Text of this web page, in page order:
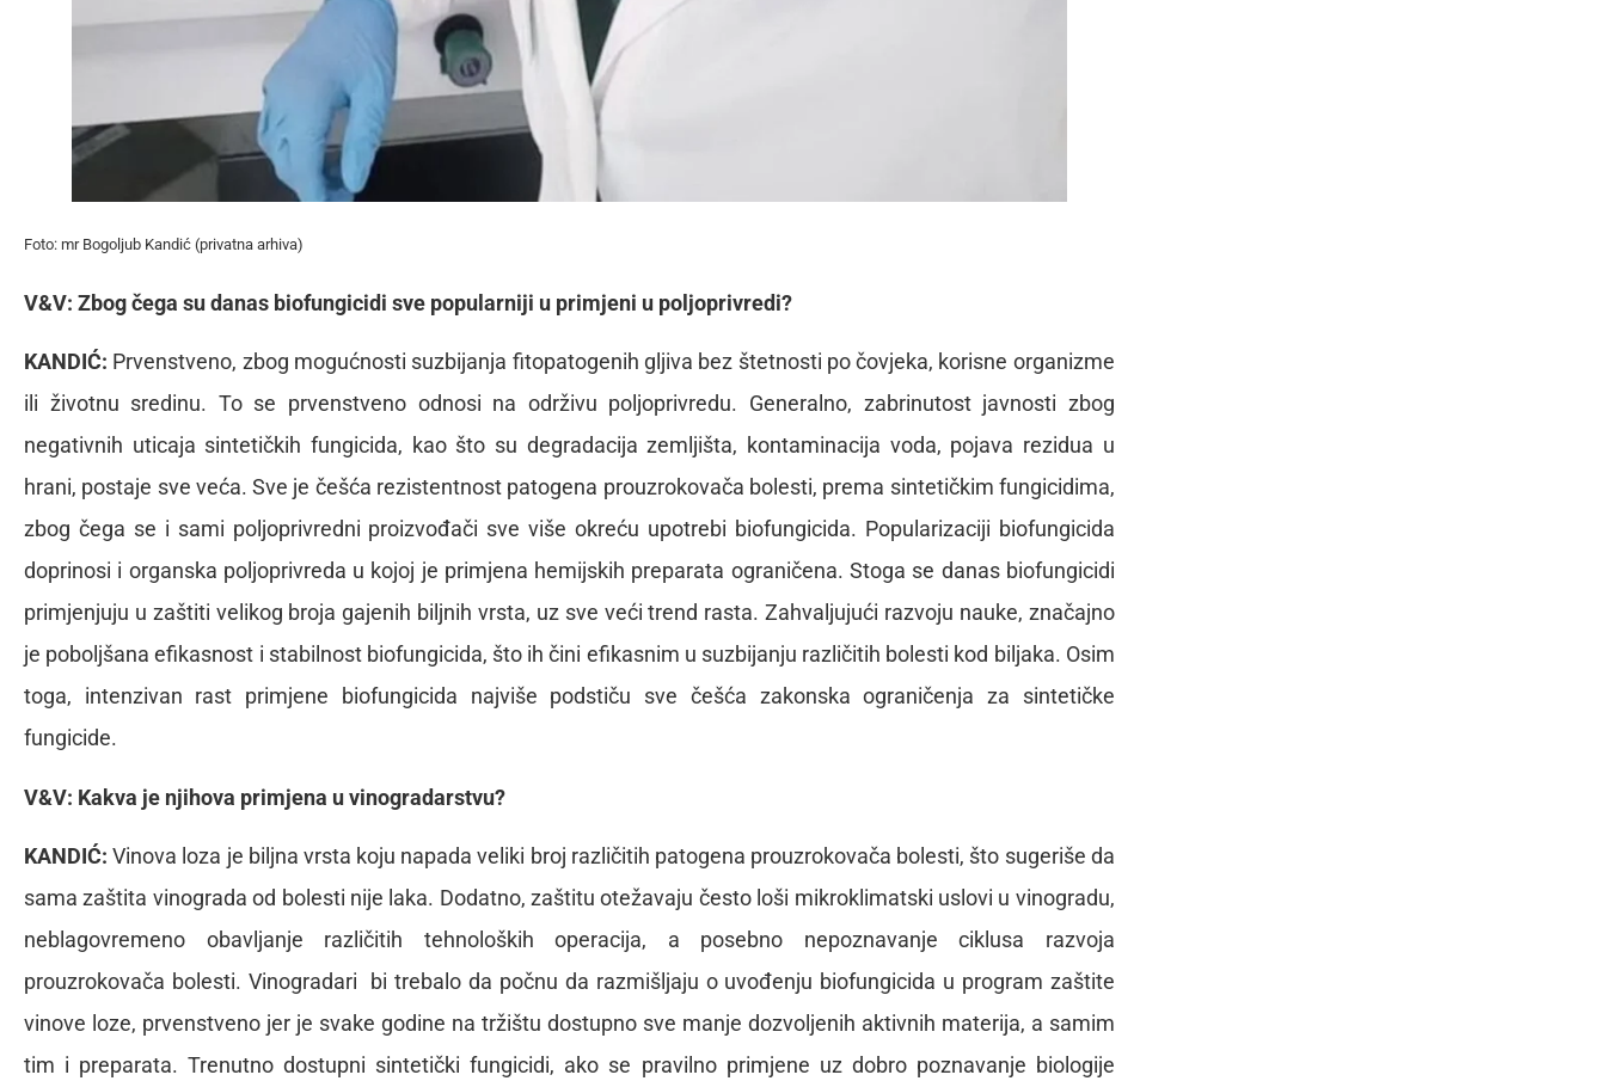
Foto: mr Bogoljub Kandić (privatna arhiva)
V&V: Zbog čega su danas biofungicidi sve popularniji u primjeni u poljoprivredi?
KANDIĆ: Prvenstveno, zbog mogućnosti suzbijanja fitopatogenih gljiva bez štetnosti po čovjeka, korisne organizme
ili životnu sredinu. To se prvenstveno odnosi na održivu poljoprivredu. Generalno, zabrinutost javnosti zbog
negativnih uticaja sintetičkih fungicida, kao što su degradacija zemljišta, kontaminacija voda, pojava rezidua u
hrani, postaje sve veća. Sve je češća rezistentnost patogena prouzrokovača bolesti, prema sintetičkim fungicidima,
zbog čega se i sami poljoprivredni proizvođači sve više okreću upotrebi biofungicida. Popularizaciji biofungicida
doprinosi i organska poljoprivreda u kojoj je primjena hemijskih preparata ograničena. Stoga se danas biofungicidi
primjenjuju u zaštiti velikog broja gajenih biljnih vrsta, uz sve veći trend rasta. Zahvaljujući razvoju nauke, značajno
je poboljšana efikasnost i stabilnost biofungicida, što ih čini efikasnim u suzbijanju različitih bolesti kod biljaka. Osim
toga, intenzivan rast primjene biofungicida najviše podstiču sve češća zakonska ograničenja za sintetičke
fungicide.
V&V: Kakva je njihova primjena u vinogradarstvu?
KANDIĆ:Vinova loza je biljna vrsta koju napada veliki broj različitih patogena prouzrokovača bolesti, što sugeriše da
sama zaštita vinograda od bolesti nije laka. Dodatno, zaštitu otežavaju često loši mikroklimatski uslovi u vinogradu,
neblagovremeno obavljanje različitih tehnoloških operacija, a posebno nepoznavanje ciklusa razvoja
prouzrokovača bolesti. Vinogradari bi trebalo da počnu da razmišljaju o uvođenju biofungicida u program zaštite
vinove loze, prvenstveno jer je svake godine na tržištu dostupno sve manje dozvoljenih aktivnih materija, a samim
tim i preparata. Trenutno dostupni sintetički fungicidi, ako se pravilno primjene uz dobro poznavanje biologije